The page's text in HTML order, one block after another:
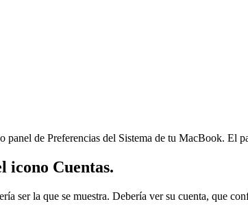
de Preferencias del Sistema de tu MacBook. El
icono Cuentas.
ser la que se muestra. Debería ver su cuenta, que